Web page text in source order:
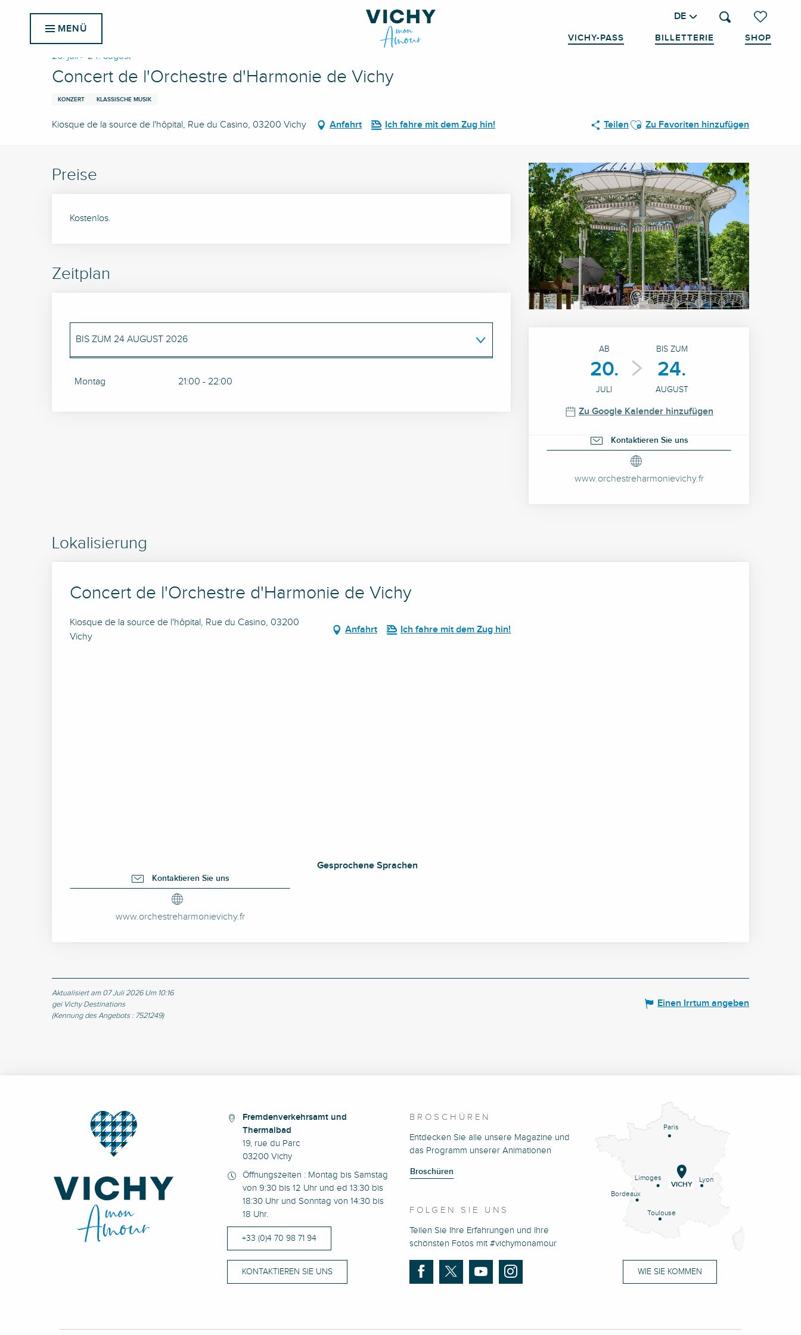
Voir les
Suche
DE
VICHY-PASS BILLETTERIE SHOP
MENÜ
Startseite Concert de l'Orchestre d'Harmonie de Vichy
20. juli > 24. august
Concert de l'Orchestre d'Harmonie de Vichy
KONZERT KLASSISCHE MUSIK
Kiosque de la source de l'hôpital, Rue du Casino, 03200 Vichy Anfahrt Ich fahre mit dem Zug hin! Teilen Ajouter aux favoris
Zu Favoriten hinzufügen
Öffnungszeiten &
AB
20.
JULI
BIS ZUM
24.
AUGUST
Zu Google Kalender hinzufügen
Kontaktieren Sie uns
www.orchestreharmonievichy.fr
Preise
Kostenlos.
Zeitplan
BIS ZUM 24 AUGUST 2026
Montag 21:00 - 22:00
Lokalisierung
Concert de l'Orchestre d'Harmonie de Vichy
Kiosque de la source de l'hôpital, Rue du Casino, 03200
Vichy
Anfahrt Ich fahre mit dem Zug hin!
Kontaktieren Sie uns
www.orchestreharmonievichy.fr
Gesprochene Sprachen
Gesprochene Sprachen
Aktualisiert am 07 Juli 2026 Um 10:16
gei Vichy Destinations
(Kennung des Angebots : 7521249)
Einen Irrtum angeben
Fremdenverkehrsamt und
Thermalbad
19, rue du Parc
03200 Vichy
Öffnungszeiten : Montag bis Samstag
von 9:30 bis 12 Uhr und ed 13:30 bis
18:30 Uhr und Sonntag von 14:30 bis
18 Uhr.
+33 (0)4 70 98 71 94
KONTAKTIEREN SIE UNS
BROSCHÜREN
Entdecken Sie alle unsere Magazine und
das Programm unserer Animationen
Broschüren
FOLGEN SIE UNS
Teilen Sie Ihre Erfahrungen und Ihre
schönsten Fotos mit #vichymonamour
Paris
Lyon
Limoges
Bordeaux
Toulouse
VICHY
WIE SIE KOMMEN